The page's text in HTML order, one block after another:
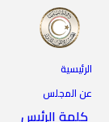
الرئيسية
عن المجلس
كلمة الرئيس